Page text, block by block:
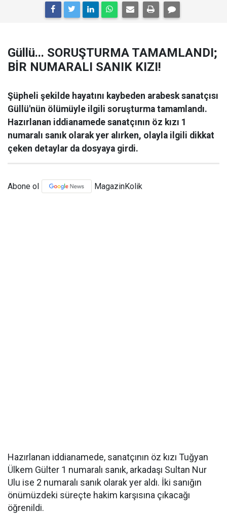
Güllü... SORUŞTURMA TAMAMLANDI;
BİR NUMARALI SANIK KIZI!
Şüpheli şekilde hayatını kaybeden arabesk sanatçısı
Güllü'nün ölümüyle ilgili soruşturma tamamlandı.
Hazırlanan iddianamede sanatçının öz kızı 1
numaralı sanık olarak yer alırken, olayla ilgili dikkat
çeken detaylar da dosyaya girdi.
Abone ol MagazinKolik
Hazırlanan iddianamede, sanatçının öz kızı Tuğyan
Ülkem Gülter 1 numaralı sanık, arkadaşı Sultan Nur
Ulu ise 2 numaralı sanık olarak yer aldı. İki sanığın
önümüzdeki süreçte hakim karşısına çıkacağı
öğrenildi.